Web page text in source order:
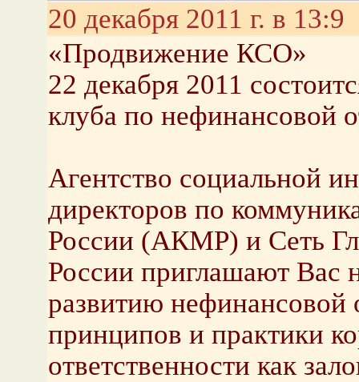
20 декабря 2011 г. в 13:9
«Продвижение КСО»
22 декабря 2011
клуба по нефинансовой
Агентство социальной
директоров по
России (АКМР) и Сеть
России приглашают Вас
развитию нефинансовой
принципов и практики
ответственности как